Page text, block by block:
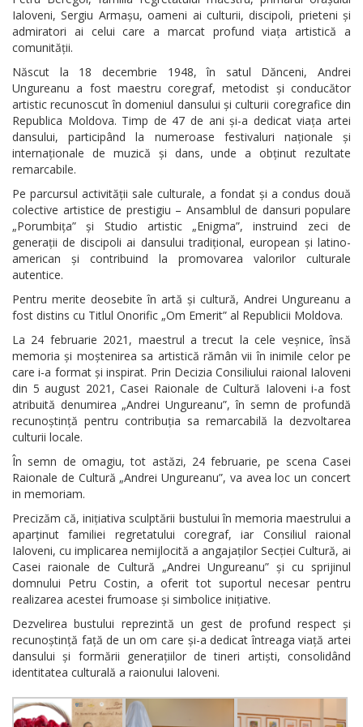
Ialoveni, Sergiu Armașu, oameni ai culturii, discipoli, prieteni și
admiratori ai celui care a marcat profund viața artistică a
comunității.
Născut la 18 decembrie 1948, în satul Dănceni, Andrei
Ungureanu a fost maestru coregraf, metodist și conducător
artistic recunoscut în domeniul dansului și culturii coregrafice din
Republica Moldova. Timp de 47 de ani și-a dedicat viața artei
dansului, participând la numeroase festivaluri naționale și
internaționale de muzică și dans, unde a obținut rezultate
remarcabile.
Pe parcursul activității sale culturale, a fondat și a condus două
colective artistice de prestigiu – Ansamblul de dansuri populare
„Porumbița” și Studio artistic „Enigma”, instruind zeci de
generații de discipoli ai dansului tradițional, european și latino-
american și contribuind la promovarea valorilor culturale
autentice.
Pentru merite deosebite în artă și cultură, Andrei Ungureanu a
fost distins cu Titlul Onorific „Om Emerit” al Republicii Moldova.
La 24 februarie 2021, maestrul a trecut la cele veșnice, însă
memoria și moștenirea sa artistică rămân vii în inimile celor pe
care i-a format și inspirat. Prin Decizia Consiliului raional Ialoveni
din 5 august 2021, Casei Raionale de Cultură Ialoveni i-a fost
atribuită denumirea „Andrei Ungureanu”, în semn de profundă
recunoștință pentru contribuția sa remarcabilă la dezvoltarea
culturii locale.
În semn de omagiu, tot astăzi, 24 februarie, pe scena Casei
Raionale de Cultură „Andrei Ungureanu”, va avea loc un concert
in memoriam.
Precizăm că, inițiativa sculptării bustului în memoria maestrului a
aparținut familiei regretatului coregraf, iar Consiliul raional
Ialoveni, cu implicarea nemijlocită a angajaților Secției Cultură, ai
Casei raionale de Cultură „Andrei Ungureanu” și cu sprijinul
domnului Petru Costin, a oferit tot suportul necesar pentru
realizarea acestei frumoase și simbolice inițiative.
Dezvelirea bustului reprezintă un gest de profund respect și
recunoștință față de un om care și-a dedicat întreaga viață artei
dansului și formării generațiilor de tineri artiști, consolidând
identitatea culturală a raionului Ialoveni.